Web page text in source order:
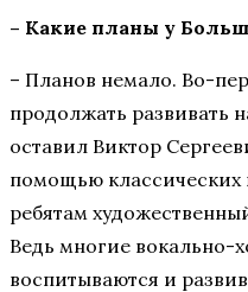
– Какие планы у
– Планов немало. Во-
продолжать развивать
оставил Виктор
помощью классических
ребятам
Ведь многие вокально-
воспитываются и